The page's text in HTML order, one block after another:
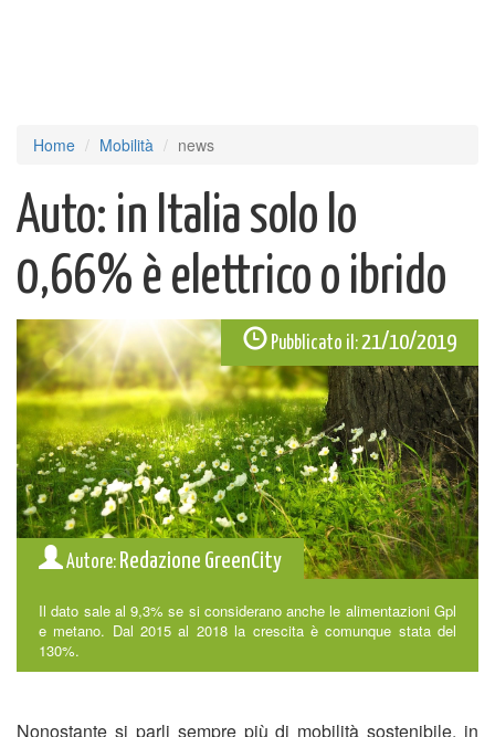
Home Mobilità news
Auto: in Italia solo lo
0,66% è elettrico o ibrido
Pubblicato il:21/10/2019
Autore: Redazione GreenCity
Il dato sale al 9,3% se si considerano anche le alimentazioni Gpl
e metano. Dal 2015 al 2018 la crescita è comunque stata del
130%.
Nonostante si parli sempre più di mobilità sostenibile, in